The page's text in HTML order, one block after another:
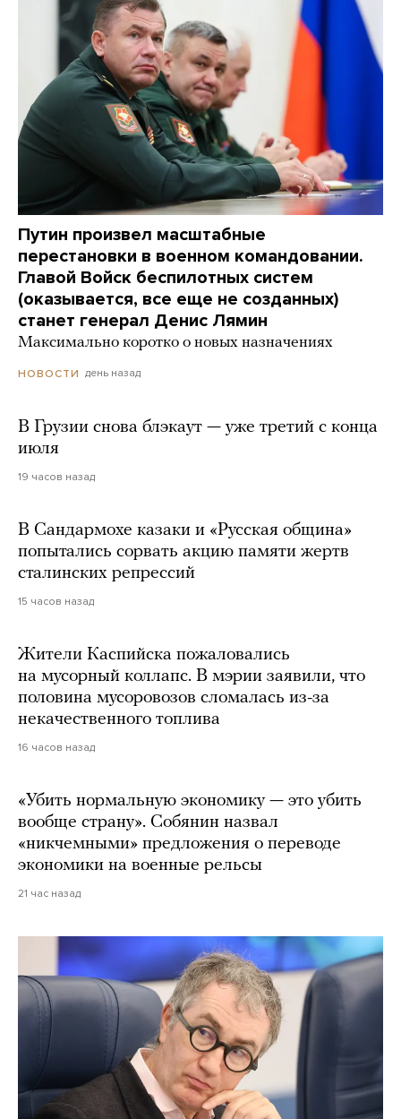
Путин произвел масштабные
перестановки в военном командовании.
Главой Войск беспилотных систем
(оказывается, все еще не созданных)
станет генерал Денис Лямин
Максимально коротко о новых назначениях
НОВОСТИ день назад
В Грузии снова блэкаут — уже третий с конца
июля
19 часов назад
В Сандармохе казаки и «Русская община»
попытались сорвать акцию памяти жертв
сталинских репрессий
15 часов назад
Жители Каспийска пожаловались
на мусорный коллапс. В мэрии заявили, что
половина мусоровозов сломалась из-за
некачественного топлива
16 часов назад
«Убить нормальную экономику — это убить
вообще страну». Собянин назвал
«никчемными» предложения о переводе
экономики на военные рельсы
21 час назад